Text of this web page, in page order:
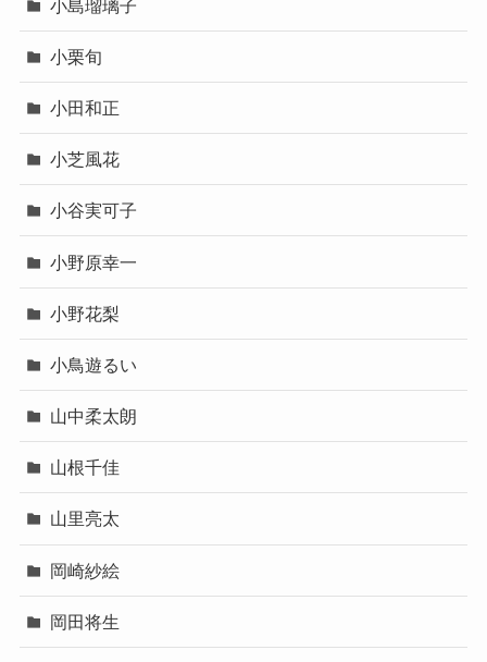
小島瑠璃子
小栗旬
小田和正
小芝風花
小谷実可子
小野原幸一
小野花梨
小鳥遊るい
山中柔太朗
山根千佳
山里亮太
岡崎紗絵
岡田将生